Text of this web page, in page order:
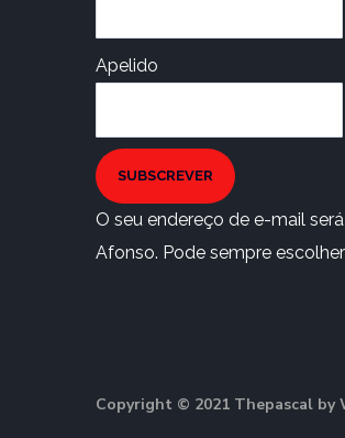
Apelido
SUBSCREVER
O seu endereço de e-mail
Afonso. Pode sempre
Copyright © 2021 Thepascal by